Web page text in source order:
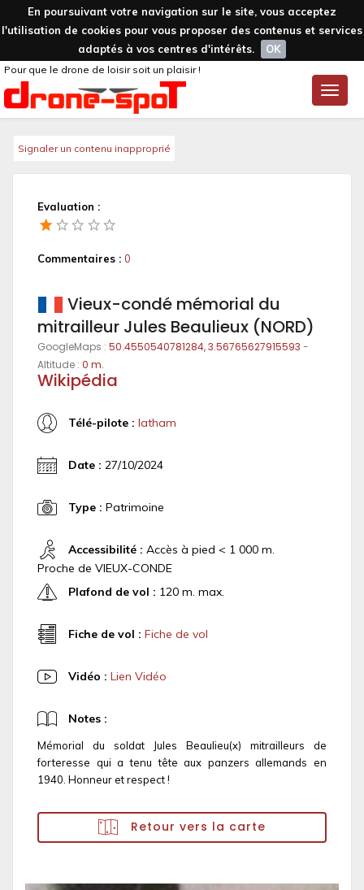
En poursuivant votre navigation sur le site, vous acceptez
l'utilisation de cookies pour vous proposer des contenus et services
adaptés à vos centres d'intérêts.
OK
Toggle
Pour que le drone de loisir soit un plaisir !
Signaler un contenu inapproprié
Evaluation :
Commentaires : 0
Vieux-condé mémorial du
mitrailleur Jules Beaulieux (NORD)
GoogleMaps : 50.4550540781284, 3.56765627915593 -
Altitude : 0 m.
Wikipédia
Télé-pilote : latham
Date : 27/10/2024
Type : Patrimoine
Accessibilité : Accès à pied < 1 000 m.
Proche de VIEUX-CONDE
Plafond de vol : 120 m. max.
Fiche de vol : Fiche de vol
Vidéo : Lien Vidéo
Notes :
Mémorial du soldat Jules Beaulieu(x) mitrailleurs de
forteresse qui a tenu tête aux panzers allemands en
1940. Honneur et respect !
Retour vers la carte